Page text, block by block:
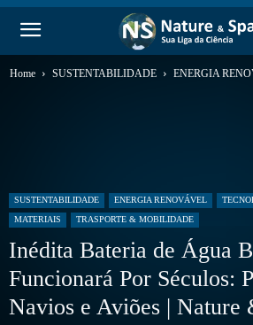
Home SUSTENTABILIDADE ENERGIA
SUSTENTABILIDADE ENERGIA RENOVÁVEL
MATERIAIS
TRASPORTE & MOBILIDADE
Inédita Bateria de Água
Funcionará Por Séculos:
Navios e Aviões | Nature